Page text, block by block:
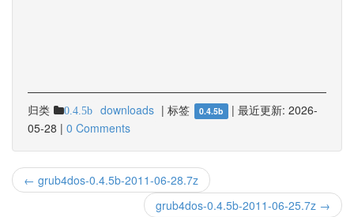
归类 0.4.5b downloads | 标签 0.4.5b | 最近更新: 2026-
05-28 | 0 Comments
← grub4dos-0.4.5b-2011-06-28.7z
grub4dos-0.4.5b-2011-06-25.7z →